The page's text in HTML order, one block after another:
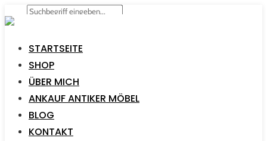
STARTSEITE
SHOP
ÜBER MICH
ANKAUF ANTIKER MÖBEL
BLOG
KONTAKT